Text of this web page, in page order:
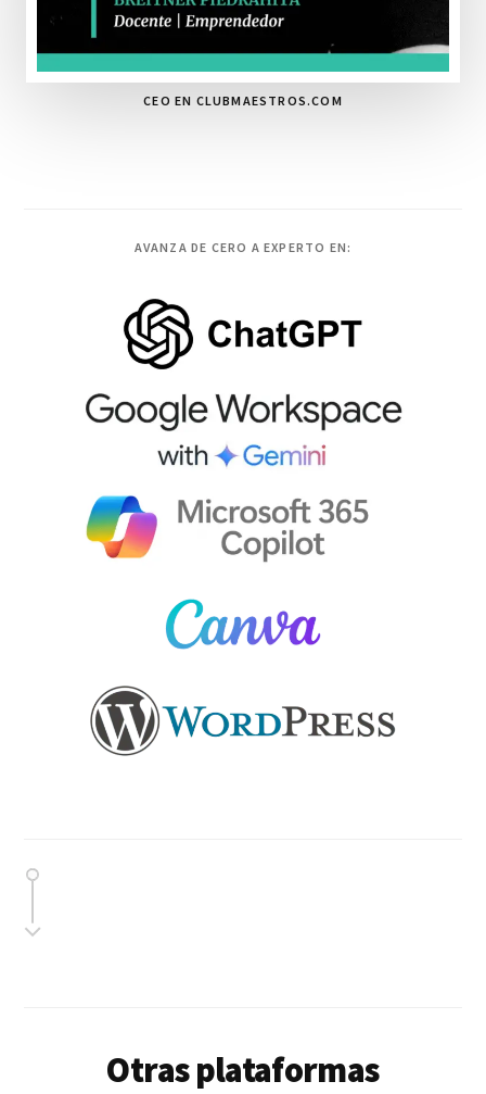
CEO EN CLUBMAESTROS.COM
AVANZA DE CERO A EXPERTO EN:
Otras plataformas